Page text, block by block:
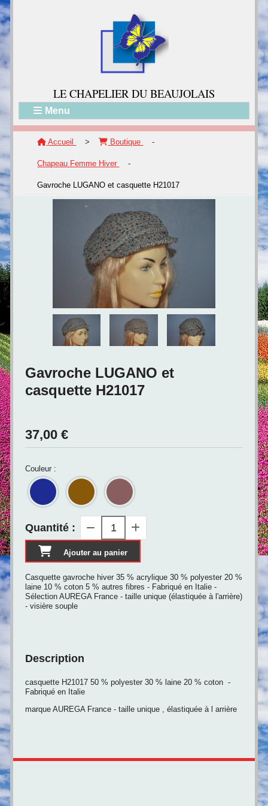
LE CHAPELIER DU BEAUJOLAIS
Menu
Accueil > Boutique -
Chapeau Femme Hiver -
Gavroche LUGANO et casquette H21017
Gavroche LUGANO et
casquette H21017
37,00 €
Couleur :
Quantité :
Ajouter au panier
Casquette gavroche hiver 35 % acrylique 30 % polyester 20 %
laine 10 % coton 5 % autres fibres - Fabriqué en Italie -
Sélection AUREGA France - taille unique (élastiquée à l'arrière)
- visière souple
Description
casquette H21017 50 % polyester 30 % laine 20 % coton -
Fabriqué en Italie
marque AUREGA France - taille unique , élastiquée à l arrière